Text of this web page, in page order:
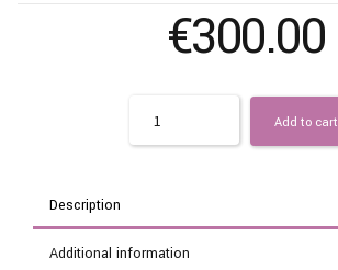
€300.00
Add to cart
Description
Additional information